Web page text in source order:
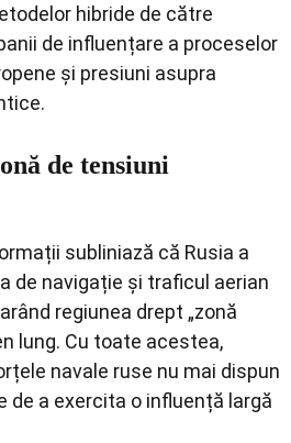
hibride de către
de influențare a proceselor
și presiuni asupra
de tensiuni
subliniază că Rusia a
de navigație și traficul aerian
regiunea drept „zonă
lung. Cu toate acestea,
navale ruse nu mai dispun
de a exercita o influență largă